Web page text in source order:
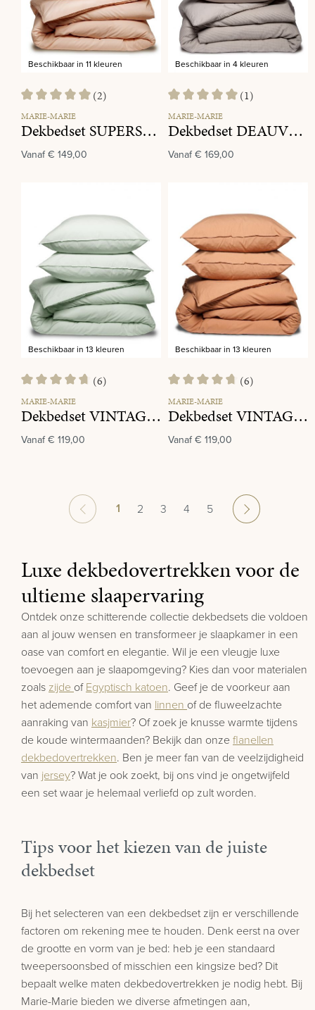
Beschikbaar in 11 kleuren
Gemiddelde waardering van 5 van 5 sterren
(2)
MARIE-MARIE
Dekbedset SUPERSOFT SATEEN Peach
Vanaf€ 149,00
Beschikbaar in 4 kleuren
Gemiddelde waardering van 5
(1)
MARIE-MARIE
Dekbedset DEAUVILLE Sand
Vanaf€ 169,00
Beschikbaar in 13 kleuren
Gemiddelde waardering van 4.8 van 5 sterren
(6)
MARIE-MARIE
Dekbedset VINTAGE COTTON Green tea
Vanaf€ 119,00
Beschikbaar in 13 kleuren
Gemiddelde waardering van
(6)
MARIE-MARIE
Dekbedset VINTAGE COTTON Pumpkin Spice
Vanaf€ 119,00
Pagina
1 Pagina
2 Pagina
3 Pagina
4 Pagina
5
Luxe dekbedovertrekken voor de
ultieme slaapervaring
Ontdek onze schitterende collectie dekbedsets die voldoen
aan al jouw wensen en transformeer je slaapkamer in een
oase van comfort en elegantie. Wil je een vleugje luxe
toevoegen aan je slaapomgeving? Kies dan voor materialen
zoals zijde ofEgyptisch katoen. Geef je de voorkeur aan
het ademende comfort van linnen of de fluweelzachte
aanraking van kasjmier? Of zoek je knusse warmte tijdens
de koude wintermaanden? Bekijk dan onzeflanellen
dekbedovertrekken. Ben je meer fan van de veelzijdigheid
van jersey? Wat je ook zoekt, bij ons vind je ongetwijfeld
een set waar je helemaal verliefd op zult worden.
Tips voor het kiezen van de juiste
dekbedset
Bij het selecteren van een dekbedset zijn er verschillende
factoren om rekening mee te houden. Denk eerst na over
de grootte en vorm van je bed: heb je een standaard
tweepersoonsbed of misschien een kingsize bed? Dit
bepaalt welke maten dekbedovertrekken je nodig hebt. Bij
Marie-Marie bieden we diverse afmetingen aan,